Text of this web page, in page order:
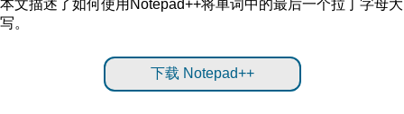
本文描述了如何使用Notepad++将单词中的最后一个拉丁字母大
写。
下载 Notepad++